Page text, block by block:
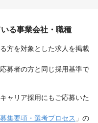
る事業会社・職種
方を対象とした求人を掲載
募者の方と同じ採用基準で
ャリア採用にもご応募いた
集要項・選考プロセス 」の